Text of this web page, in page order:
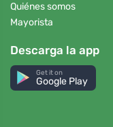
Quiénes somos
Mayorista
Descarga la app
Get it on
Google Play